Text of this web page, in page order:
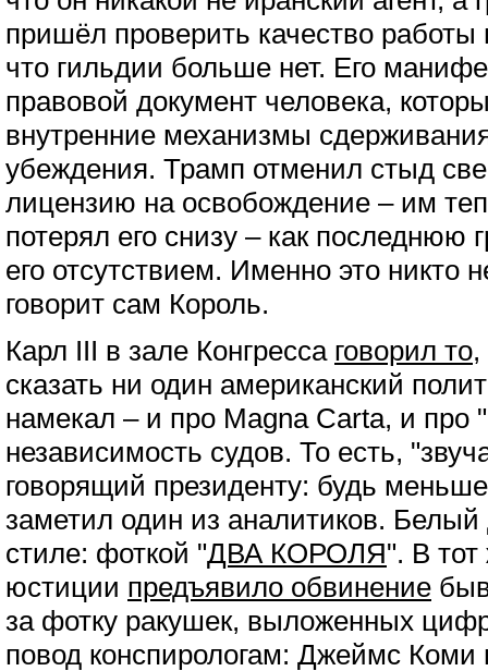
пришёл проверить качество
что гильдии больше нет. Его
правовой документ человека,
внутренние механизмы
убеждения. Трамп отменил стыд
лицензию на освобождение – им
потерял его снизу – как последнюю
его отсутствием. Именно это никто
говорит сам Король.
Карл III в зале Конгресса говорил то,
сказать ни один американский
намекал – и про Magna Carta, и про
независимость судов. То есть,
говорящий президенту: будь
заметил один из аналитиков.
стиле: фоткой "ДВА КОРОЛЯ". В
юстиции предъявило обвинение
за фотку ракушек, выложенных
повод конспирологам: Джеймс Коми